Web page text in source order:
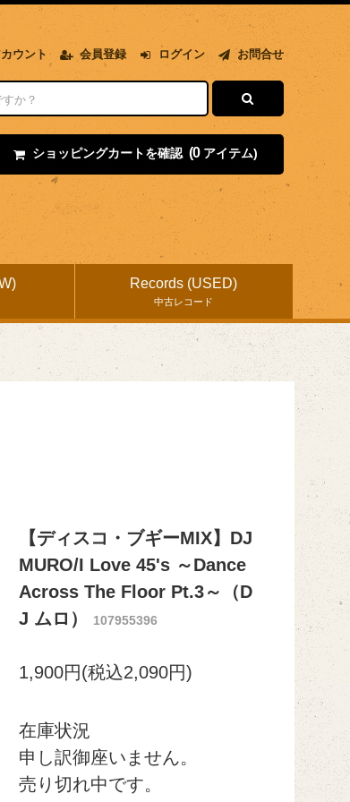
ウント 会員登録 ログイン お問合せ
ショッピングカートを確認 (0 アイテム)
Records (USED)
中古レコード
【ディスコ・ブギーMIX】DJ
MURO/I Love 45's ～Dance
Across The Floor Pt.3～（D
J ムロ）
107955396
1,900円(税込2,090円)
在庫状況
申し訳御座いません。
売り切れ中です。